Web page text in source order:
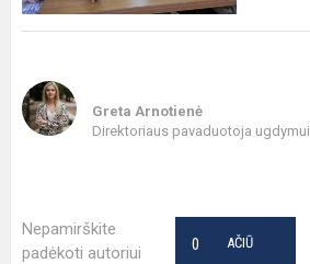
Greta Arnotienė
Direktoriaus pavaduotoja ugdymui
Nepamirškite
padėkoti autoriui
AČIŪ
0